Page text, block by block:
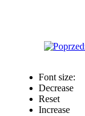
Font size:
Decrease
Reset
Increase